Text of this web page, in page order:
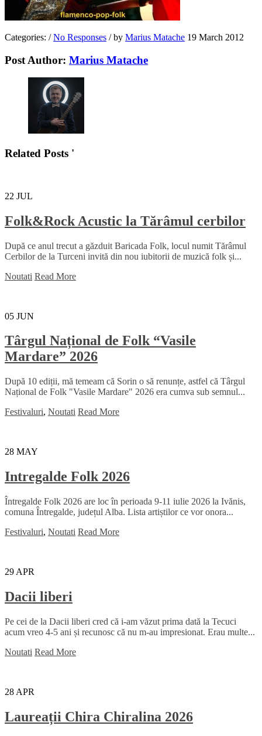
Categories: / No Responses /by Marius Matache 19 March 2012
Post Author: Marius Matache
Related Posts '
22 JUL
Folk&Rock Acustic la Tărâmul cerbilor
După ce anul trecut a găzduit Baricada Folk, locul numit Tărâmul
Cerbilor de la Turceni invită din nou iubitorii de muzică folk și...
Noutati Read More
05 JUN
Târgul Național de Folk “Vasile
Mardare” 2026
După 10 ediții, mă temeam că Sorin o să renunțe, astfel că Târgul
Național de Folk "Vasile Mardare" 2026 era cumva sub semnul...
Festivaluri, Noutati Read More
28 MAY
Intregalde Folk 2026
Întregalde Folk 2026 are loc în perioada 9-11 iulie 2026 la Ivănis,
comuna Întregalde, județul Alba. Lista artiștilor ce vor onora...
Festivaluri, Noutati Read More
29 APR
Dacii liberi
Pe cei de la Dacii liberi cred că i-am văzut prima dată la Tecuci
acum vreo 4-5 ani și recunosc că nu m-au impresionat. Erau multe...
Noutati Read More
28 APR
Laureații Chira Chiralina 2026